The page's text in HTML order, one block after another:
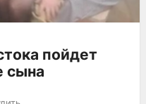
пойдет
сына